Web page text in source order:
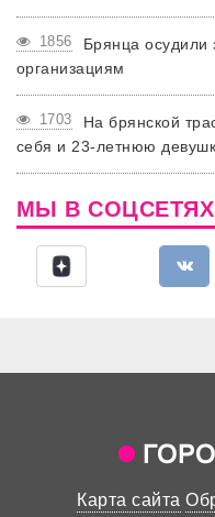
1856
Брянца осудили
организациям
1703
На брянской
себя и 23-летнюю
МЫ В СОЦСЕТЯХ
Карта сайта